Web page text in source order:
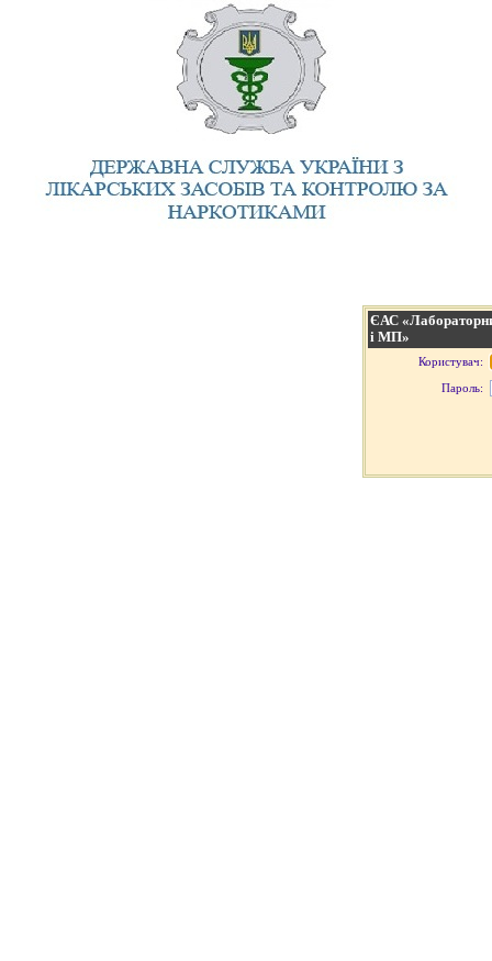
ЄАС
і МП»
Користувач:
Пароль: